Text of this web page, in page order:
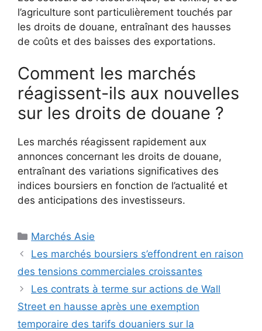
l’agriculture sont particulièrement touchés par
les droits de douane, entraînant des hausses
de coûts et des baisses des exportations.
Comment les marchés
réagissent-ils aux nouvelles
sur les droits de douane ?
Les marchés réagissent rapidement aux
annonces concernant les droits de douane,
entraînant des variations significatives des
indices boursiers en fonction de l’actualité et
des anticipations des investisseurs.
Catégories
Marchés Asie
Les marchés boursiers s’effondrent en raison
des tensions commerciales croissantes
Les contrats à terme sur actions de Wall
Street en hausse après une exemption
temporaire des tarifs douaniers sur la